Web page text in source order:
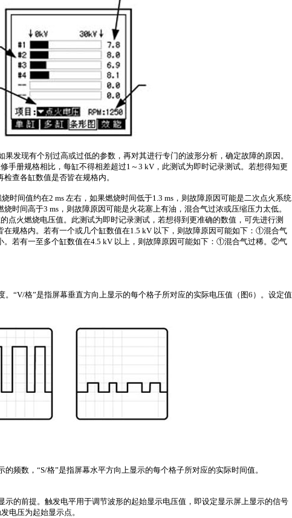
发现有个别过高或过低的参数，再对其进行专门的波形分析，确定故障的原因。
手册规格相比，每缸不得相差超过1 ～3 kV ，此测试为即时记录测试。若想得知更
查各缸数值是否皆在规格内。
烧时间值约在2 ms 左右，如果燃烧时间低于1.3 ms ，则故障原因可能是二次点火系统
烧时间高于3 ms ，则故障原因可能是火花塞上有油，混合气过浓或压缩压力太低。
点火燃烧电压值。此测试为即时记录测试，若想得到更准确的数值，可先进行测
规格内。若有一个或几个缸数值在1.5 kV 以下，则故障原因可能如下：①混合气
若有一至多个缸数值在4.5 kV 以上，则故障原因可能如下：①混合气过稀。②气
。“V/格”是指屏幕垂直方向上显示的每个格子所对应的实际电压值（图6 ）。设定值
的频数，“S/格”是指屏幕水平方向上显示的每个格子所对应的实际时间值。
示的前提。触发电平用于调节波形的起始显示电压值，即设定显示屏上显示的信号
电压为起始显示点。